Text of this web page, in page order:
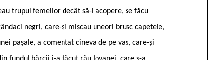
trupul femeilor decât să-l acopere, se făcu
negri, care-și mișcau uneori brusc capetele,
pașale, a comentat cineva de pe vas, care-și